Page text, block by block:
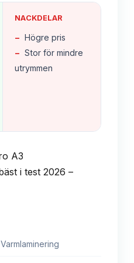
NACKDELAR
− Högre pris
− Stor för mindre
utrymmen
Varmlaminering